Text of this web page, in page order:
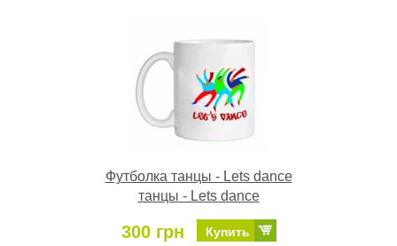
Футболка танцы - Lets dance
танцы - Lets dance
300 грн Купить